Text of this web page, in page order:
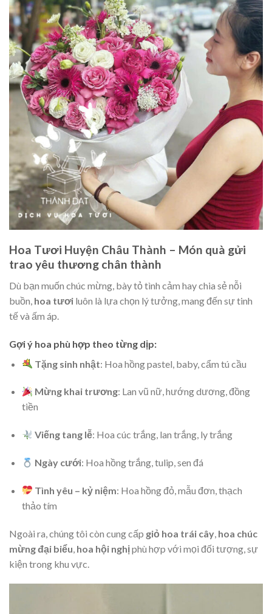
Hoa Tươi Huyện Châu Thành – Món quà gửi
trao yêu thương chân thành
Dù bạn muốn chúc mừng, bày tỏ tình cảm hay chia sẻ nỗi
buồn, hoa tươi luôn là lựa chọn lý tưởng, mang đến sự tinh
tế và ấm áp.
Gợi ý hoa phù hợp theo từng dịp:
Tặng sinh nhật: Hoa hồng pastel, baby, cẩm tú cầu
Mừng khai trương: Lan vũ nữ, hướng dương, đồng
tiền
Viếng tang lễ: Hoa cúc trắng, lan trắng, ly trắng
Ngày cưới: Hoa hồng trắng, tulip, sen đá
Tình yêu – kỷ niệm: Hoa hồng đỏ, mẫu đơn, thạch
thảo tím
Ngoài ra, chúng tôi còn cung cấp giỏ hoa trái cây hoa chúc
mừng đại biểu hoa hội nghịphù hợp với mọi đối tượng, sự
kiện trong khu vực.